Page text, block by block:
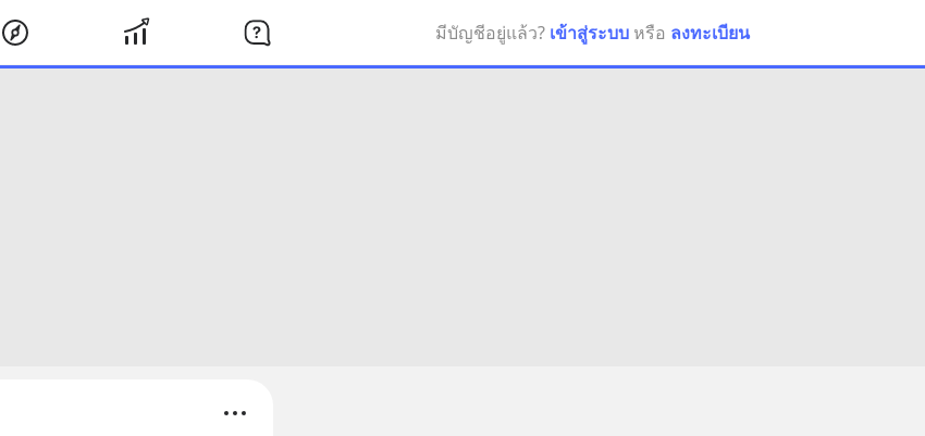
มีบัญชีอยู่แล้ว? เข้าสู่ระบบ หรือ ลงทะเบียน